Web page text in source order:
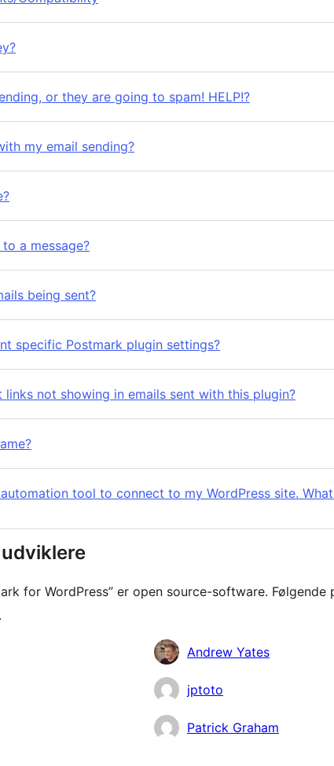
or they are going to spam! HELP!?
my email sending?
a message?
being sent?
specific Postmark plugin settings?
links not showing in emails sent with this plugin?
tool to connect to my WordPress site.
for WordPress” er open source-software. Følgende
Andrew Yates
jptoto
Patrick Graham